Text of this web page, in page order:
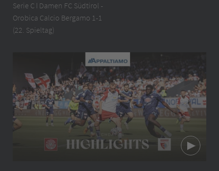
Serie C ǀ Damen FC Südtirol -
Orobica Calcio Bergamo 1-1
(22. Spieltag)